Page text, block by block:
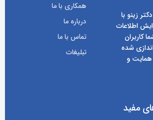
زینو با
اطلاعات
کاربران
شده
همایت و
همکاری با ما
درباره ما
تماس با ما
تبلیغات
مفید